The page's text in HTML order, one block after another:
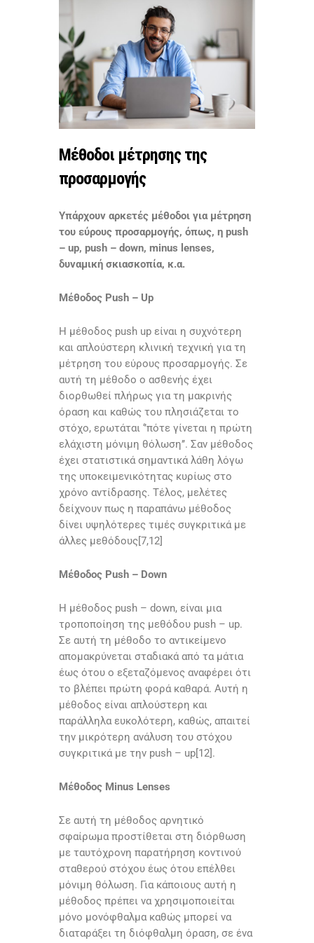
Μέθοδοι μέτρησης της
προσαρμογής
Υπάρχουν αρκετές μέθοδοι για μέτρηση
του εύρους προσαρμογής, όπως, η push
– up, push – down, minus lenses,
δυναμική σκιασκοπία, κ.α.
Μέθοδος Push – Up
Η μέθοδος push up είναι η συχνότερη
και απλούστερη κλινική τεχνική για τη
μέτρηση του εύρους προσαρμογής. Σε
αυτή τη μέθοδο ο ασθενής έχει
διορθωθεί πλήρως για τη μακρινής
όραση και καθώς του πλησιάζεται το
στόχο, ερωτάται ‘’πότε γίνεται η πρώτη
ελάχιστη μόνιμη θόλωση’’. Σαν μέθοδος
έχει στατιστικά σημαντικά λάθη λόγω
της υποκειμενικότητας κυρίως στο
χρόνο αντίδρασης. Τέλος, μελέτες
δείχνουν πως η παραπάνω μέθοδος
δίνει υψηλότερες τιμές συγκριτικά με
άλλες μεθόδους[7,12]
Μέθοδος Push – Down
Η μέθοδος push – down, είναι μια
τροποποίηση της μεθόδου push – up.
Σε αυτή τη μέθοδο το αντικείμενο
απομακρύνεται σταδιακά από τα μάτια
έως ότου ο εξεταζόμενος αναφέρει ότι
το βλέπει πρώτη φορά καθαρά. Αυτή η
μέθοδος είναι απλούστερη και
παράλληλα ευκολότερη, καθώς, απαιτεί
την μικρότερη ανάλυση του στόχου
συγκριτικά με την push – up[12].
Μέθοδος Minus Lenses
Σε αυτή τη μέθοδος αρνητικό
σφαίρωμα προστίθεται στη διόρθωση
με ταυτόχρονη παρατήρηση κοντινού
σταθερού στόχου έως ότου επέλθει
μόνιμη θόλωση. Για κάποιους αυτή η
μέθοδος πρέπει να χρησιμοποιείται
μόνο μονόφθαλμα καθώς μπορεί να
διαταράξει τη διόφθαλμη όραση, σε ένα